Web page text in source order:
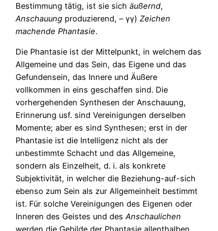
Bestimmung tätig, ist sie sich äußernd,
Anschauung produzierend, – γγ) Zeichen
machende Phantasie.
Die Phantasie ist der Mittelpunkt, in welchem das
Allgemeine und das Sein, das Eigene und das
Gefundensein, das Innere und Äußere
vollkommen in eins geschaffen sind. Die
vorhergehenden Synthesen der Anschauung,
Erinnerung usf. sind Vereinigungen derselben
Momente; aber es sind Synthesen; erst in der
Phantasie ist die Intelligenz nicht als der
unbestimmte Schacht und das Allgemeine,
sondern als Einzelheit, d. i. als konkrete
Subjektivität, in welcher die Beziehung-auf-sich
ebenso zum Sein als zur Allgemeinheit bestimmt
ist. Für solche Vereinigungen des Eigenen oder
Inneren des Geistes und des Anschaulichen
werden die Gebilde der Phantasie allenthalben